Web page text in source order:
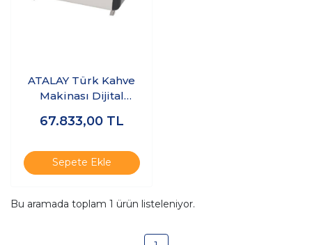
ATALAY Türk Kahve
Makinası Dijital
ATKM-3D
67.833,00 TL
Sepete Ekle
Bu aramada toplam 1 ürün listeleniyor.